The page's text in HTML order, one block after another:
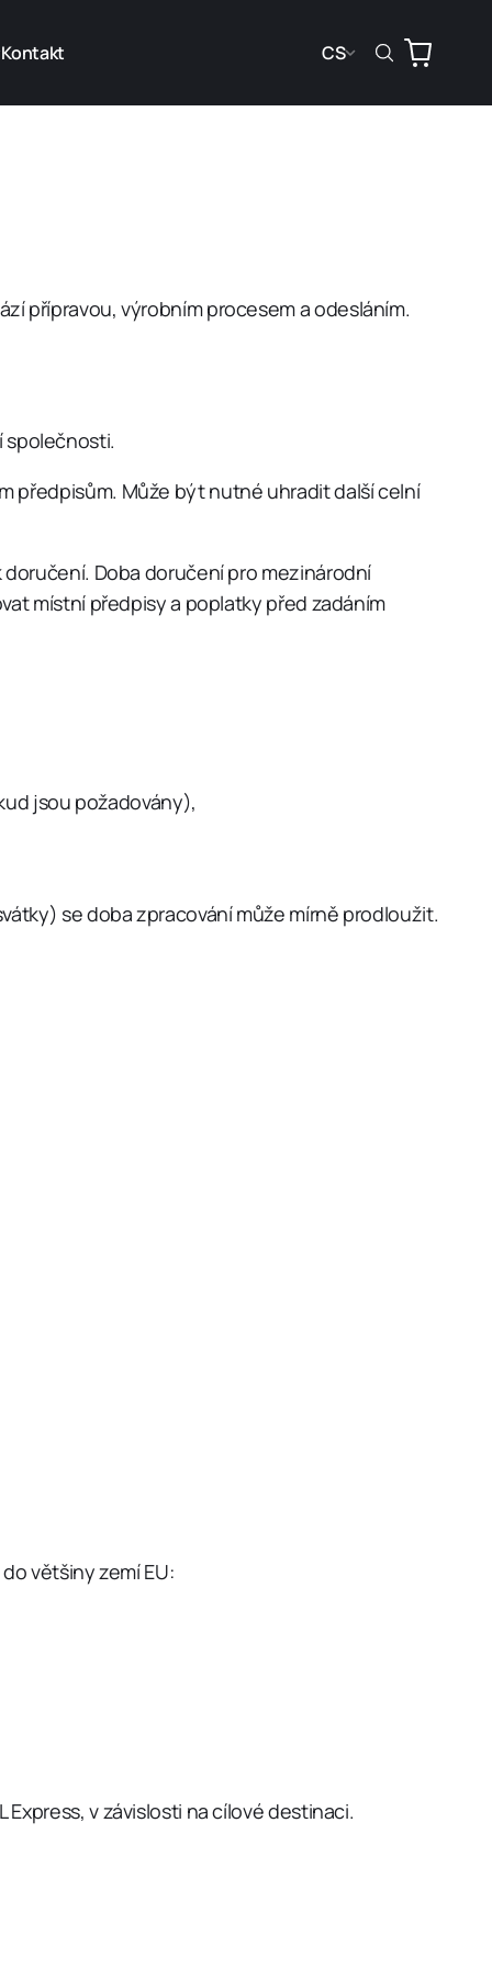
Kontakt CS Košík
přípravou, výrobním procesem a odesláním.
společnosti.
předpisům. Může být nutné uhradit další celní
Doba doručení pro mezinárodní
místní předpisy a poplatky před zadáním
jsou požadovány),
se doba zpracování může mírně prodloužit.
většiny zemí EU:
v závislosti na cílové destinaci.